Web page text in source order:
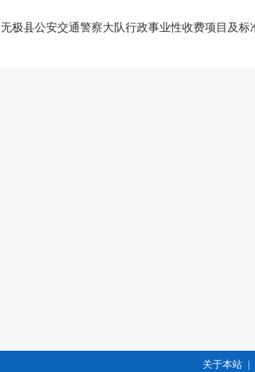
无极县公安交通警察大队行政事业性收费项目及标